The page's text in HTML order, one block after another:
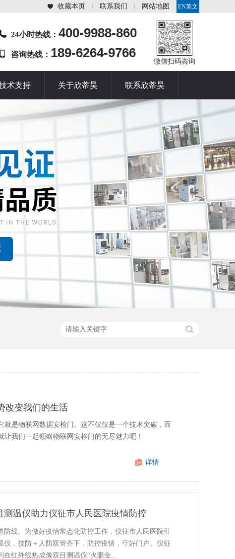
EN英文
站
收藏本页 联系我们 网站地图
24小时热线： 400-9988-860
咨询热线： 189-6264-9766
微信扫码咨询
术支持 关于欣蒂昊 联系欣蒂昊
改变我们的生活
是物联网数据安检门。这不仅仅是一个技术突破，而
我们一起领略物联网安检门的无尽魅力吧！
详情
测温仪助力仪征市人民医院疫情防控
线。为做好疫情常态化防控工作，仪征市人民医院引
仪，技防＋人防双管齐下，防控疫情，守好门户。仪征
在红外线热成像双目测温仪“火眼金…